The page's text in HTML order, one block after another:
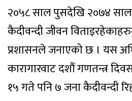
२०५८ साल पुसदेखि २०७४ साल
कैदीवन्दी जीवन
प्रशासनले जनाएको छ । यस
कारागारवाट दशौं गणतन्त्र
१५ गते पनि ७ जना कैदीवन्दी